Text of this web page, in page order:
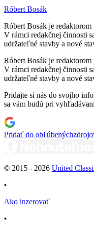
Róbert Bosák
Róbert Bosák je
V rámci redakčnej činnosti
udržateľné stavby a nové
Róbert Bosák je
V rámci redakčnej činnosti
udržateľné stavby a nové
Pridajte si nás do svojho
sa vám budú pri
Pridať do obľúbených
© 2015 - 2026 United
•
Ako inzerovať
•